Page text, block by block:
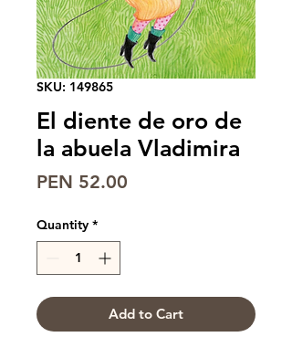
SKU: 149865
El diente de oro de
la abuela Vladimira
PEN 52.00
Quantity *
Add to Cart